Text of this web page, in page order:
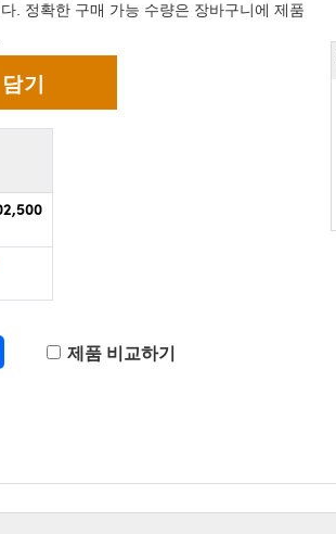
. 정확한 구매 가능 수량은 장바구니에 제품
제품 비교하기